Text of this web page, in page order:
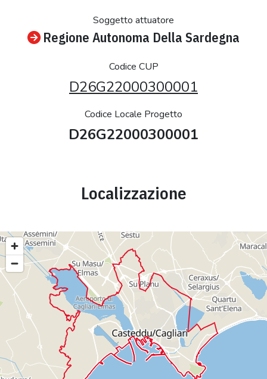
Soggetto attuatore
Regione Autonoma Della Sardegna
Codice CUP
D26G22000300001
Codice Locale Progetto
D26G22000300001
Localizzazione